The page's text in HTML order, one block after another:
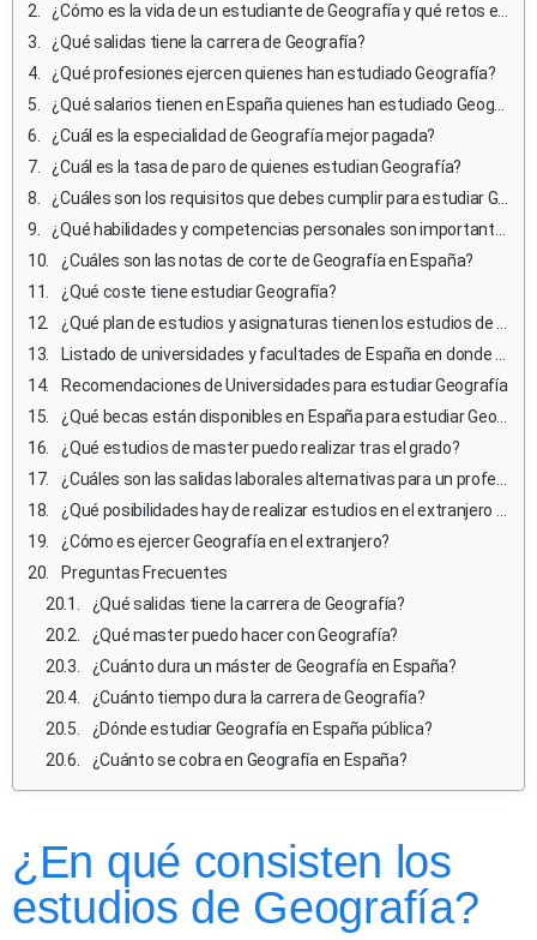
¿Cómo es la vida de un estudiante de Geografía y qué retos enfrentan?
¿Qué salidas tiene la carrera de Geografía?
¿Qué profesiones ejercen quienes han estudiado Geografía?
¿Qué salarios tienen en España quienes han estudiado Geografía?
¿Cuál es la especialidad de Geografía mejor pagada?
¿Cuál es la tasa de paro de quienes estudian Geografía?
¿Cuáles son los requisitos que debes cumplir para estudiar Geografía en España?
¿Qué habilidades y competencias personales son importantes para estudiar y ejercer Geografía?
¿Cuáles son las notas de corte de Geografía en España?
¿Qué coste tiene estudiar Geografía?
¿Qué plan de estudios y asignaturas tienen los estudios de Geografía en España?
Listado de universidades y facultades de España en donde estudiar Geografía
Recomendaciones de Universidades para estudiar Geografía
¿Qué becas están disponibles en España para estudiar Geografía?
¿Qué estudios de master puedo realizar tras el grado?
¿Cuáles son las salidas laborales alternativas para un profesional de Geografía que no desea ejercer?
¿Qué posibilidades hay de realizar estudios en el extranjero durante la carrera de Geografía?
¿Cómo es ejercer Geografía en el extranjero?
Preguntas Frecuentes
¿Qué salidas tiene la carrera de Geografía?
¿Qué master puedo hacer con Geografía?
¿Cuánto dura un máster de Geografía en España?
¿Cuánto tiempo dura la carrera de Geografía?
¿Dónde estudiar Geografía en España pública?
¿Cuánto se cobra en Geografía en España?
¿En qué consisten los
estudios de Geografía?